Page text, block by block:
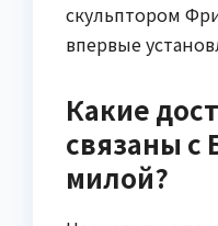
скульптором
впервые
Какие
связаны с
милой?